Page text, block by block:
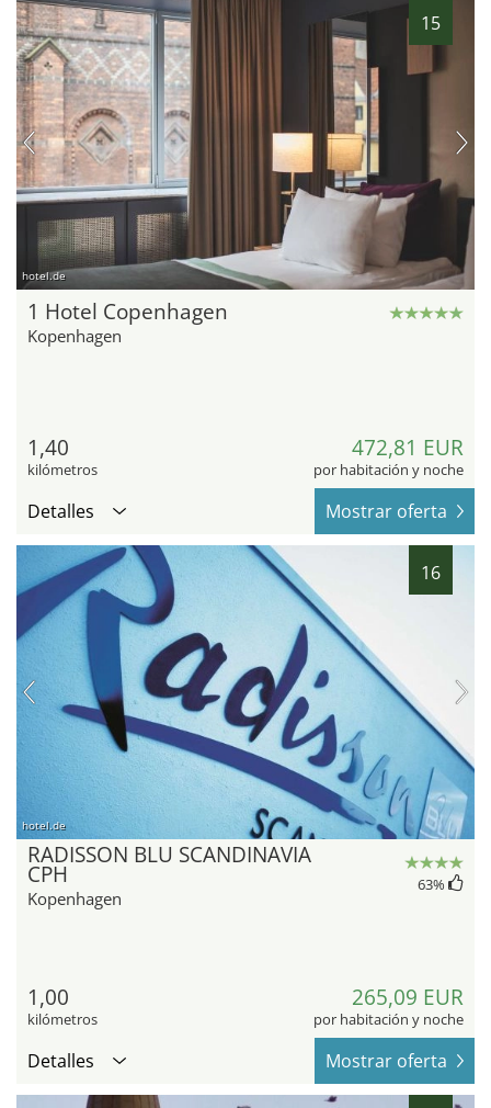
15
hotel.de
1 Hotel Copenhagen
Kopenhagen
1,40
kilómetros
472,81 EUR
por habitación y noche
Detalles Mostrar oferta
16
hotel.de
RADISSON BLU SCANDINAVIA
CPH
Kopenhagen
63%
1,00
kilómetros
265,09 EUR
por habitación y noche
Detalles Mostrar oferta